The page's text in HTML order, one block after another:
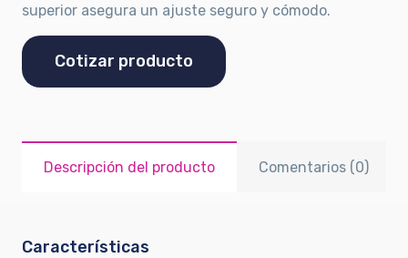
superior asegura un ajuste seguro y cómodo.
Cotizar producto
Descripción del producto Comentarios (0)
Características